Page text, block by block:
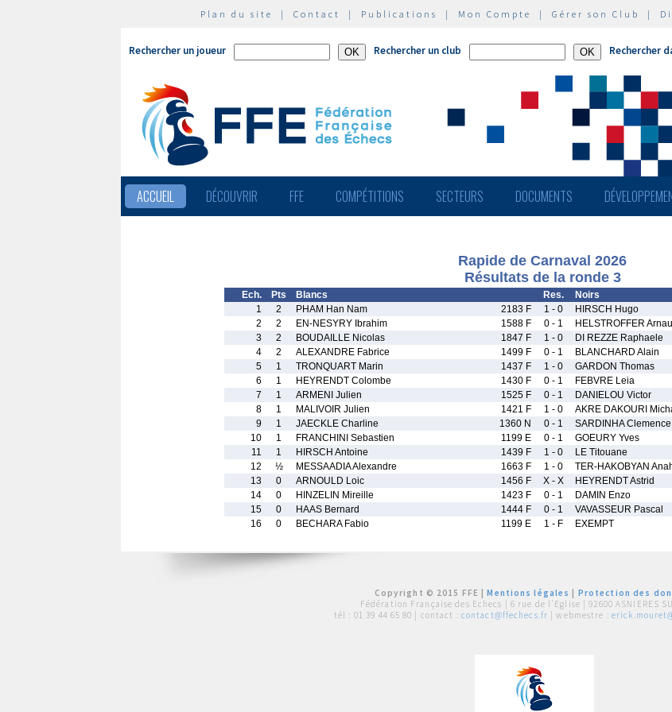
Plan du site | Contact | Publications | Mon Compte | Gérer son Club |
Rechercher un joueur Rechercher un club Rechercher
ACCUEIL DÉCOUVRIR FFE COMPÉTITIONS SECTEURS DOCUMENTS
Rapide de Carnaval 2026
Résultats de la ronde 3
Ech. Pts Blancs Res. Noirs
1
2 PHAM Han Nam 2183 F 1 - 0 HIRSCH Hugo
2
2 EN-NESYRY Ibrahim 1588 F 0 - 1 HELSTROFFER
3
2 BOUDAILLE Nicolas 1847 F 1 - 0 DI REZZE Raphaele
4
2 ALEXANDRE Fabrice 1499 F 0 - 1 BLANCHARD Alain
5
1 TRONQUART Marin 1437 F 1 - 0 GARDON Thomas
6
1 HEYRENDT Colombe 1430 F 0 - 1 FEBVRE Leia
7
1 ARMENI Julien 1525 F 0 - 1 DANIELOU Victor
8
1 MALIVOIR Julien 1421 F 1 - 0 AKRE DAKOURI
9
1 JAECKLE Charline 1360 N 0 - 1 SARDINHA Clemence
10
1 FRANCHINI Sebastien 1199 E 0 - 1 GOEURY Yves
11
1 HIRSCH Antoine 1439 F 1 - 0 LE Titouane
12
½ MESSAADIA Alexandre 1663 F 1 - 0 TER-HAKOBYAN
13
0 ARNOULD Loic 1456 F X - X HEYRENDT Astrid
14
0 HINZELIN Mireille 1423 F 0 - 1 DAMIN Enzo
15
0 HAAS Bernard 1444 F 0 - 1 VAVASSEUR Pascal
16
0 BECHARA Fabio 1199 E 1 - F EXEMPT
Copyright © 2015 FFE |Mentions légales
Protection des
Fédération Française des Echecs | 6 rue de l'Eglise | 92600 ASNIERES
tél : 01 39 44 65 80 | contact : contact@ffechecs.fr | webmestre :